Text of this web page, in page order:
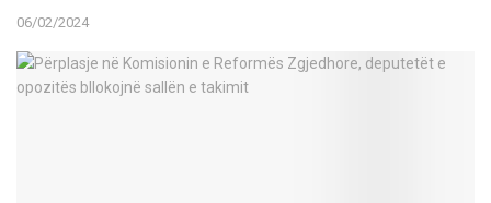
06/02/2024